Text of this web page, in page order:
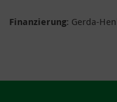
Finanzierung: Gerda-